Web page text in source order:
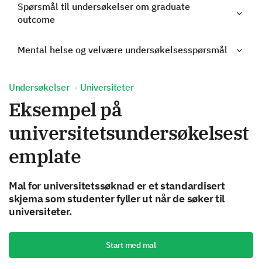
Spørsmål til undersøkelser om graduate
outcome
Mental helse og velvære undersøkelsesspørsmål
Undersøkelser Universiteter
Eksempel på
universitetsundersøkelsest
emplate
Mal for universitetssøknad er et standardisert
skjema som studenter fyller ut når de søker til
universiteter.
Start med mal